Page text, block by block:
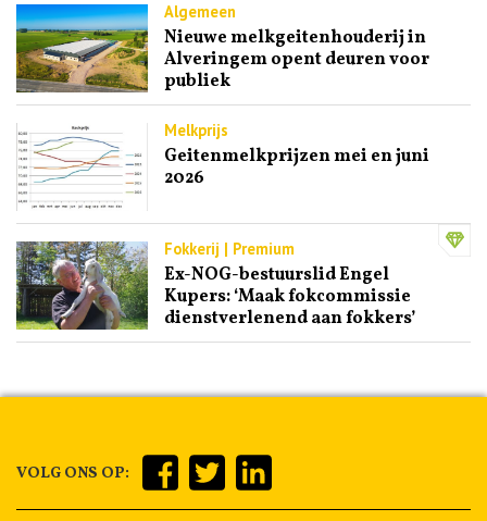
Algemeen
Nieuwe melkgeitenhouderij in
Alveringem opent deuren voor
publiek
Melkprijs
Geitenmelkprijzen mei en juni
2026
Fokkerij | Premium
Ex-NOG-bestuurslid Engel
Kupers: ‘Maak fokcommissie
dienstverlenend aan fokkers’
VOLG ONS OP: